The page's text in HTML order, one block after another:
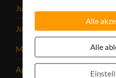
Juli 2025
Juni 2025
Mai 2025
April 2025
Alle
Alle